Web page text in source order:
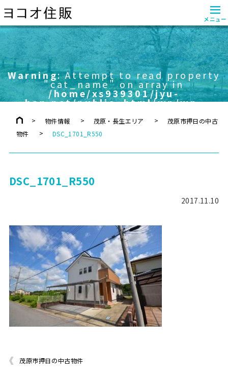
≡
メニュー
Warning: Attempt to read property
"cat_name" on array in
/home/xs939301/jyu-
han.net/public_html/wp/wp-
on line757
物件情報 茂原・長生エリア
茂原市押日の中古
物件
DSC_1701_R550
DSC_1701_R550
2017.11.10
茂原市押日の中古物件